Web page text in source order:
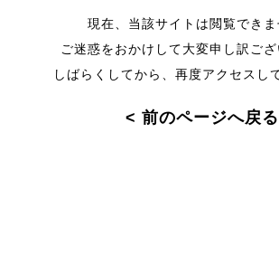
現在、当該サイトは閲覧できま
ご迷惑をおかけして大変申し訳ござ
しばらくしてから、再度アクセスし
< 前のページへ戻る